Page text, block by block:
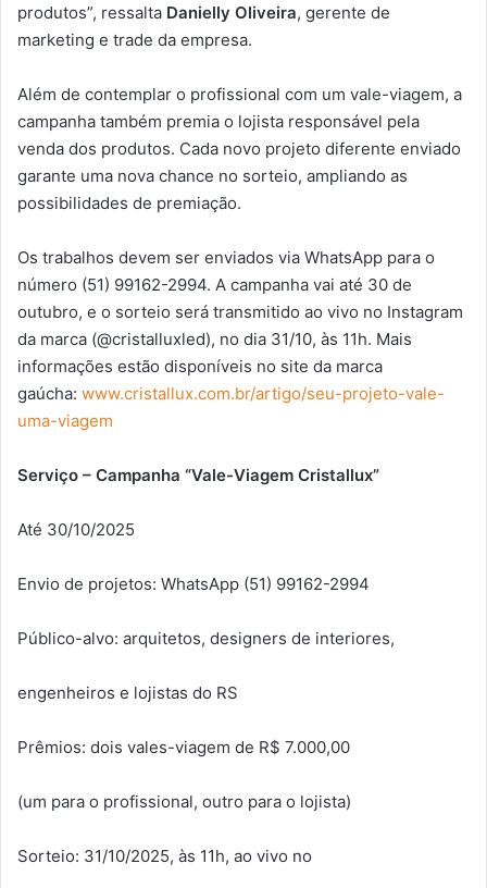
produtos”, ressalta Danielly Oliveira, gerente de
marketing e trade da empresa.
Além de contemplar o profissional com um vale-viagem, a
campanha também premia o lojista responsável pela
venda dos produtos. Cada novo projeto diferente enviado
garante uma nova chance no sorteio, ampliando as
possibilidades de premiação.
Os trabalhos devem ser enviados via WhatsApp para o
número (51) 99162-2994. A campanha vai até 30 de
outubro, e o sorteio será transmitido ao vivo no Instagram
da marca (@cristalluxled), no dia 31/10, às 11h. Mais
informações estão disponíveis no site da marca
gaúcha: www.cristallux.com.br/artigo/seu-projeto-vale-
uma-viagem
Serviço – Campanha “Vale-Viagem Cristallux”
Até 30/10/2025
Envio de projetos: WhatsApp (51) 99162-2994
Público-alvo: arquitetos, designers de interiores,
engenheiros e lojistas do RS
Prêmios: dois vales-viagem de R$ 7.000,00
(um para o profissional, outro para o lojista)
Sorteio: 31/10/2025, às 11h, ao vivo no